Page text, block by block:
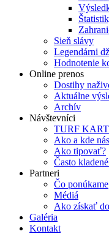
Sieň slávy
Legendárni
Hodnotenie
Online prenos
Dostihy
Aktuálne
Archív
Návštevníci
TURF
Ako a kde
Ako tipovať?
Často
Partneri
Čo ponúkame
Médiá
Ako získať
Galéria
Kontakt